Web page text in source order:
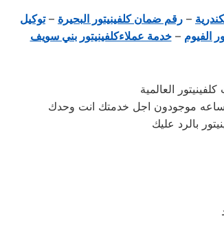
– رقم ضمان كلفينيتور البحيرة –توكيل
الفيوم –خدمة عملاءكلفينيتور بني سويف
العالمية
الساعه موجودون اجل خدمتك انت وحدك
بالرد عليك